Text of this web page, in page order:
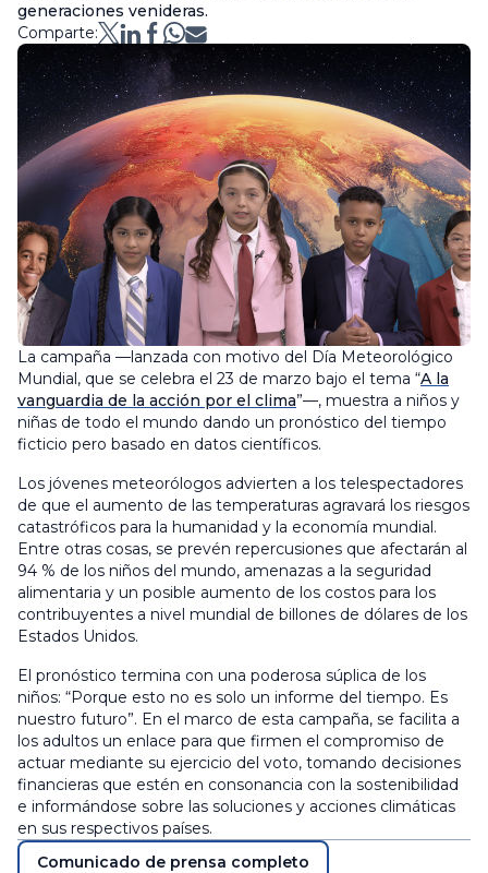
generaciones venideras.
Comparte:
La campaña —lanzada con motivo del Día Meteorológico
Mundial, que se celebra el 23 de marzo bajo el tema “A la
vanguardia de la acción por el clima”—, muestra a niños y
niñas de todo el mundo dando un pronóstico del tiempo
ficticio pero basado en datos científicos.
Los jóvenes meteorólogos advierten a los telespectadores
de que el aumento de las temperaturas agravará los riesgos
catastróficos para la humanidad y la economía mundial.
Entre otras cosas, se prevén repercusiones que afectarán al
94 % de los niños del mundo, amenazas a la seguridad
alimentaria y un posible aumento de los costos para los
contribuyentes a nivel mundial de billones de dólares de los
Estados Unidos.
El pronóstico termina con una poderosa súplica de los
niños: “Porque esto no es solo un informe del tiempo. Es
nuestro futuro”. En el marco de esta campaña, se facilita a
los adultos un enlace para que firmen el compromiso de
actuar mediante su ejercicio del voto, tomando decisiones
financieras que estén en consonancia con la sostenibilidad
e informándose sobre las soluciones y acciones climáticas
en sus respectivos países.
Comunicado de prensa completo